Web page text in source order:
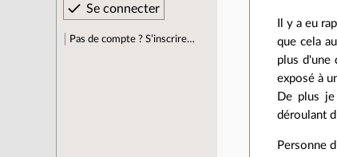
Pas de compte ? S’inscrire…
Il y a eu
que cela
plus d'une
exposé à
De plus
déroulant
Personne